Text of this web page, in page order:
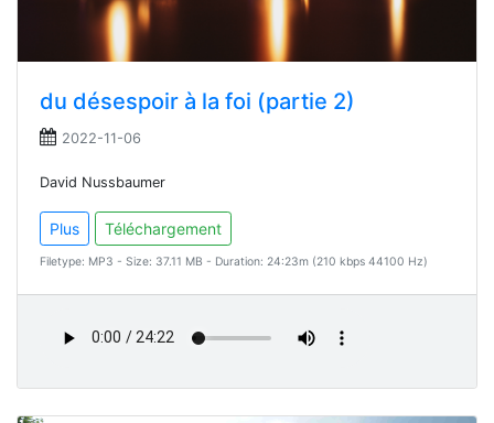
du désespoir à la foi (partie 2)
2022-11-06
David Nussbaumer
Plus Téléchargement
Filetype: MP3 - Size: 37.11 MB - Duration: 24:23m (210 kbps 44100 Hz)